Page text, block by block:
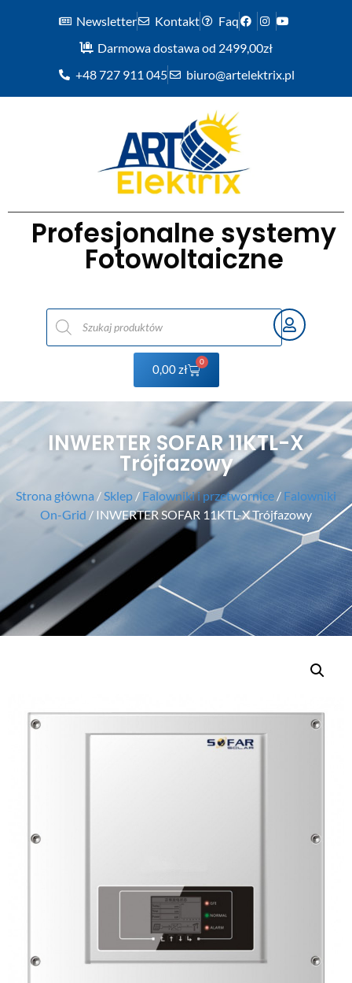
Newsletter Kontakt
Faq
Darmowa dostawa od 2499,00zł
+48 727 911 045
biuro@artelektrix.pl
Profesjonalne systemy
Fotowoltaiczne
0,00zł
0
INWERTER SOFAR 11KTL-X
Trójfazowy
Strona główna / Sklep / Falowniki i przetwornice / Falowniki
On-Grid / INWERTER SOFAR 11KTL-X Trójfazowy